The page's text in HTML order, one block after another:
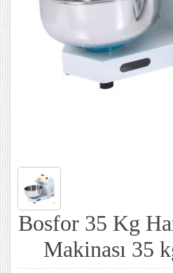
Bosfor 35 Kg
Makinası 35